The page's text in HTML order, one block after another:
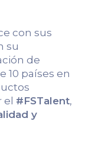
con sus
su
de
10 países en
#FSTalent,
y